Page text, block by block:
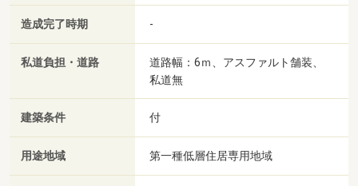
造成完了時期 -
私道負担・道路
道路幅：6ｍ、アスファルト舗装、
私道無
建築条件 付
用途地域 第一種低層住居専用地域